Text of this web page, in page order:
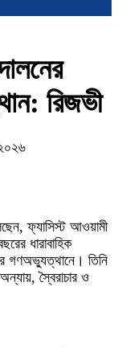
রিজভী
ফ্যাসিস্ট আওয়ামী
ধারাবাহিক
গণঅভ্যুত্থানে। তিনি
স্বৈরাচার ও